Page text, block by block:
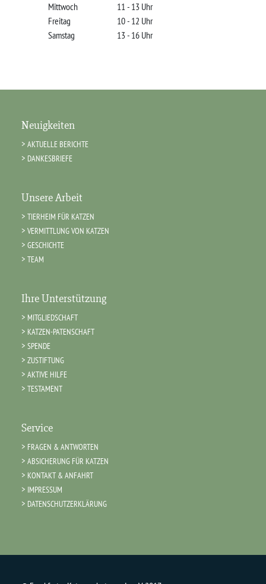
Mittwoch
11 - 13 Uhr
Freitag
10 - 12 Uhr
Samstag
13 - 16 Uhr
Neuigkeiten
AKTUELLE BERICHTE
DANKESBRIEFE
Unsere Arbeit
TIERHEIM FÜR KATZEN
VERMITTLUNG VON KATZEN
GESCHICHTE
TEAM
Ihre Unterstützung
MITGLIEDSCHAFT
KATZEN-PATENSCHAFT
SPENDE
ZUSTIFTUNG
AKTIVE HILFE
TESTAMENT
Service
FRAGEN & ANTWORTEN
ABSICHERUNG FÜR KATZEN
KONTAKT & ANFAHRT
IMPRESSUM
DATENSCHUTZERKLÄRUNG